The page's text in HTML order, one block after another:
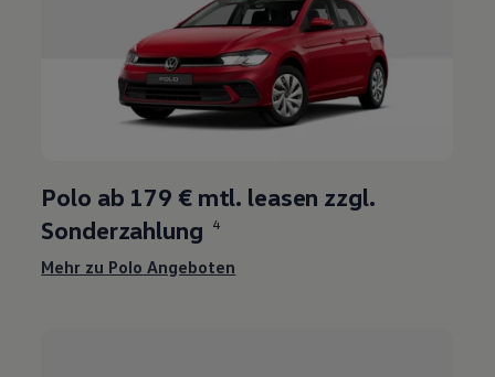
Polo ab 179 €mtl. leasen zzgl.
Sonderzahlung
4
Mehr zu Polo Angeboten